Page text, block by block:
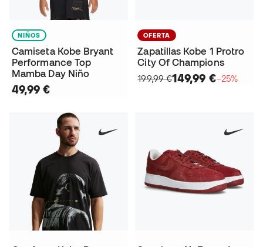
NIÑOS
Camiseta Kobe Bryant
Performance Top
Mamba Day Niño
49,99 €
OFERTA
Zapatillas Kobe 1 Protro
City Of Champions
199,99 €149,99 €−25%